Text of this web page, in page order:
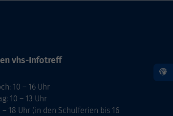
vhs-Infotreff
10 – 16 Uhr
10 – 13 Uhr
– 18 Uhr (in den Schulferien bis 16